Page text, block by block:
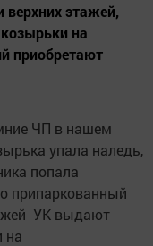
этажей,
на
приобретают
ЧП в нашем
упала наледь,
попала
припаркованный
УК выдают
на